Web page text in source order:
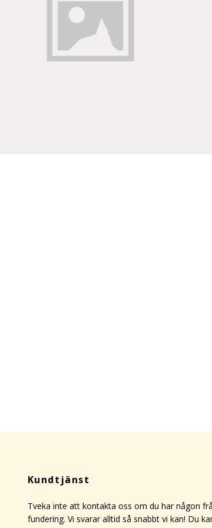
Kundtjänst
Tveka inte att kontakta oss om du har någon
fundering. Vi svarar alltid så snabbt vi kan! Du